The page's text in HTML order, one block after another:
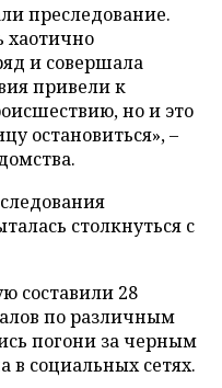
преследование.
хаотично
и совершала
привели к
но и это
остановиться», –
столкнуться с
составили 28
по различным
погони за черным
в социальных сетях.